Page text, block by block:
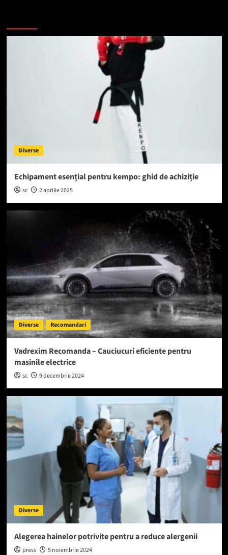
Diverse
Echipament esențial pentru kempo: ghid de achiziție
sc 2 aprilie 2025
Diverse Recomandari
Vadrexim Recomanda – Cauciucuri eficiente pentru
masinile electrice
sc 9 decembrie 2024
Diverse
Alegerea hainelor potrivite pentru a reduce alergenii
press 5 noiembrie 2024